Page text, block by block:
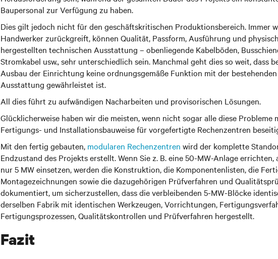
Baupersonal zur Verfügung zu haben.
Dies gilt jedoch nicht für den geschäftskritischen Produktionsbereich. Immer
Handwerker zurückgreift, können Qualität, Passform, Ausführung und
hergestellten technischen Ausstattung – obenliegende Kabelböden,
Stromkabel usw., sehr unterschiedlich sein. Manchmal geht dies so weit, dass
Ausbau der Einrichtung keine ordnungsgemäße Funktion mit der
Ausstattung gewährleistet ist.
All dies führt zu aufwändigen Nacharbeiten und provisorischen Lösungen.
Glücklicherweise haben wir die meisten, wenn nicht sogar alle diese Probleme
Fertigungs- und Installationsbauweise für vorgefertigte Rechenzentren
Mit den fertig gebauten, modularen Rechenzentren wird der komplette
Endzustand des Projekts erstellt. Wenn Sie z. B. eine 50-MW-Anlage errichten,
nur 5 MW einsetzen, werden die Konstruktion, die Komponentenlisten, die
Montagezeichnungen sowie die dazugehörigen Prüfverfahren und
dokumentiert, um sicherzustellen, dass die verbleibenden 5-MW-Blöcke
derselben Fabrik mit identischen Werkzeugen, Vorrichtungen,
Fertigungsprozessen, Qualitätskontrollen und Prüfverfahren hergestellt.
Fazit